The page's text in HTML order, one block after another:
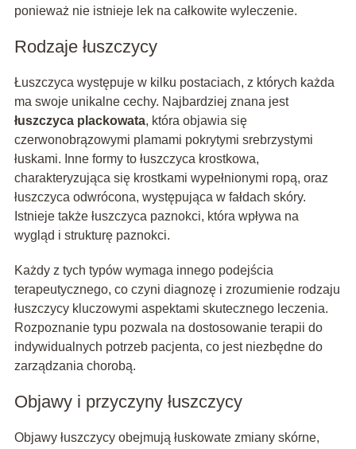
ponieważ nie istnieje lek na całkowite wyleczenie.
Rodzaje łuszczycy
Łuszczyca występuje w kilku postaciach, z których każda
ma swoje unikalne cechy. Najbardziej znana jest
łuszczyca plackowata, która objawia się
czerwonobrązowymi plamami pokrytymi srebrzystymi
łuskami. Inne formy to łuszczyca krostkowa,
charakteryzująca się krostkami wypełnionymi ropą, oraz
łuszczyca odwrócona, występująca w fałdach skóry.
Istnieje także łuszczyca paznokci, która wpływa na
wygląd i strukturę paznokci.
Każdy z tych typów wymaga innego podejścia
terapeutycznego, co czyni diagnozę i zrozumienie rodzaju
łuszczycy kluczowymi aspektami skutecznego leczenia.
Rozpoznanie typu pozwala na dostosowanie terapii do
indywidualnych potrzeb pacjenta, co jest niezbędne do
zarządzania chorobą.
Objawy i przyczyny łuszczycy
Objawy łuszczycy obejmują łuskowate zmiany skórne,